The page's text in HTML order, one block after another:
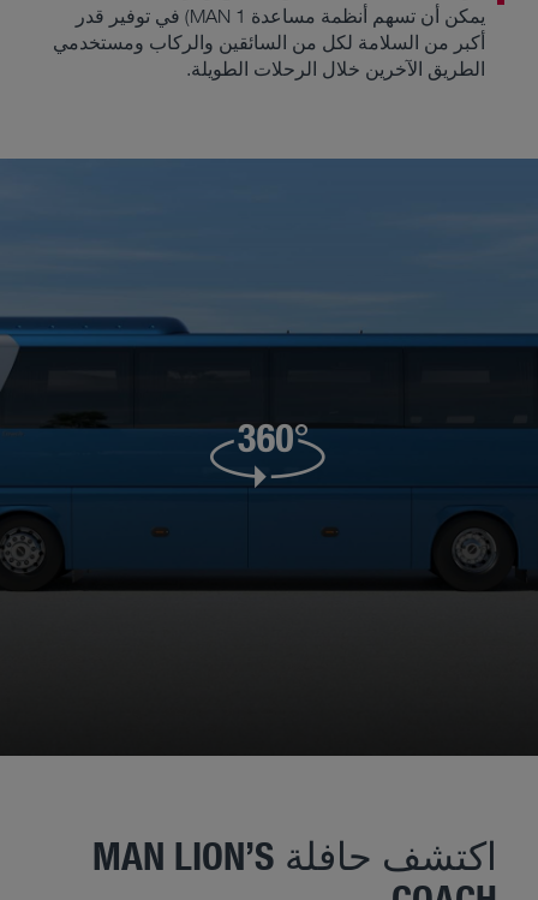
يمكن أن تسهم أنظمة مساعدة MAN 1) في توفير قدر
أكبر من السلامة لكل من السائقين والركاب ومستخدمي
الطريق الآخرين خلال الرحلات الطويلة.
اكتشف حافلة MAN LION’S